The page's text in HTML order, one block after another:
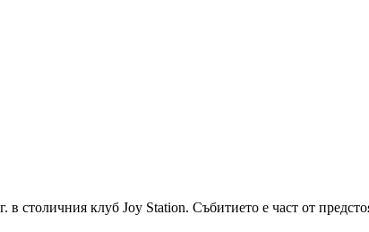
клуб Joy Station. Събитието е част от